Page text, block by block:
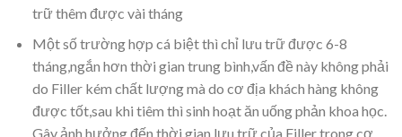
trữ thêm được vài tháng
Một số trường hợp cá biệt thì chỉ lưu trữ được 6-8
tháng,ngắn hơn thời gian trung bình,vấn đề này không phải
do Filler kém chất lượng mà do cơ địa khách hàng không
được tốt,sau khi tiêm thì sinh hoạt ăn uống phản khoa học.
Gây ảnh hưởng đến thời gian lưu trữ của Filler trong cơ